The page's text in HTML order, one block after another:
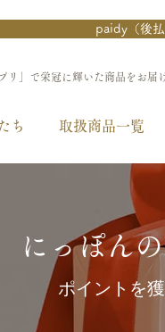
paidy（後
リ」で栄冠に輝いた商品をお届
ち 取扱商品一覧
にっぽん
ポイントを